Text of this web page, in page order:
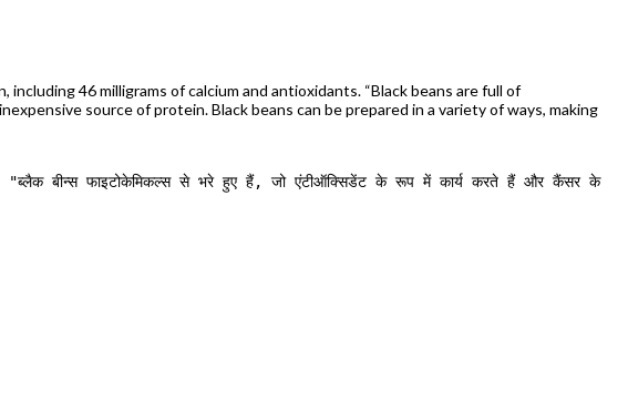
46 milligrams of calcium and antioxidants. “Black beans are full of
source of protein. Black beans can be prepared in a variety of ways, making
"ब्लैक बीन्स फाइटोकेमिकल्स से भरे हुए हैं, जो एंटीऑक्सिडेंट के रूप में कार्य करते हैं और कैंसर के